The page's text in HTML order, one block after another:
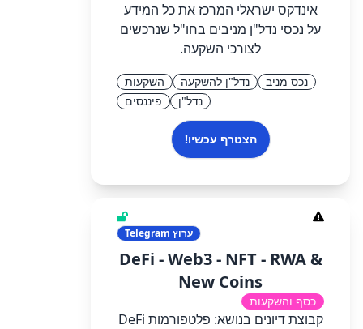
אינדקס ישראלי המרכז את כל המידע
על נכסי נדל"ן מניבים בחו"ל שנרכשים
לצורכי השקעה.
נכס מניב נדל"ן להשקעה
השקעות
נדל"ן
פיננסים
הצטרף עכשיו!
ערוץ
DeFi - Web3 - NFT - RWA &
New Coins
כסף והשקעות
קבוצת דיונים בנושא: פלטפורמות DeFi